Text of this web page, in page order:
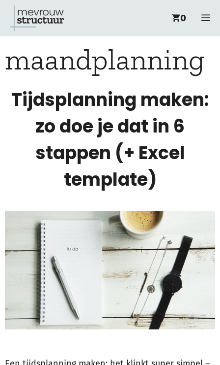
naar
inhoud
0
maandplanning
Tijdsplanning maken:
zo doe je dat in 6
stappen (+ Excel
template)